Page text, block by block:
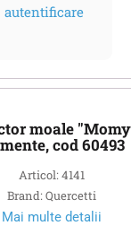
autentificare
moale
cod 60493
Articol: 4141
Brand: Quercetti
Mai multe detalii